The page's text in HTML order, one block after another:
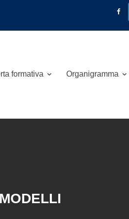
formativa Organigramma